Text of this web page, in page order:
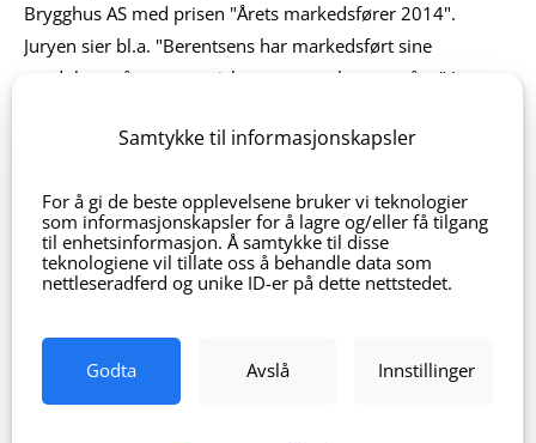
Brygghus AS med prisen "Årets markedsfører 2014".
Juryen sier bl.a. "Berentsens har markedsført sine
produkter på en strategisk, smart og elegant måte." Les
Samtykke til informasjonskapsler
For å gi de beste opplevelsene bruker vi teknologier
som informasjonskapsler for å lagre og/eller få tilgang
til enhetsinformasjon. Å samtykke til disse
teknologiene vil tillate oss å behandle data som
nettleseradferd og unike ID-er på dette nettstedet.
Godta Avslå Innstillinger